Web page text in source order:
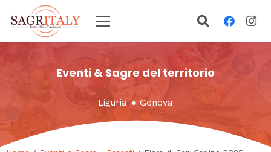
Eventi & Sagre del territorio
Liguria ●Genova